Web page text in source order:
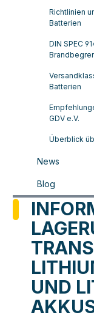
Richtlinien
Batterien
DIN SPEC
Batterien
GDV e.V.
Überblick
News
Blog
UND